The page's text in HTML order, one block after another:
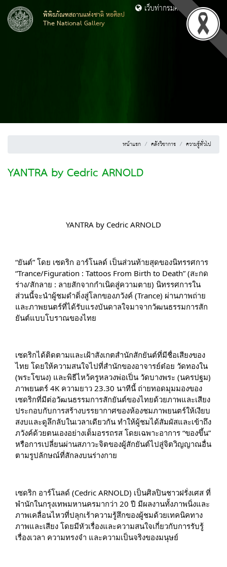
พิพิธภัณฑสถานแห่งชาติ หอศิลป
The National Gallery
เว็บท่ากรมศิลปากร
หน้าแรก คลังวิชาการ ความรู้ทั่วไป
YANTRA by Cedric ARNOLD
YANTRA by Cedric ARNOLD
“ยันต์” โดย เซดริก อาร์โนลด์ เป็นส่วนท้ายสุดของนิทรรศการ
“Trance/Figuration : Tattoos From Birth to Death” (สะกด
ร่าง/สักลาย : ลายสักจากกำเนิดสู่ความตาย) นิทรรศการใน
ส่วนนี้จะนำผู้ชมดำดิ่งสู่โลกของภวังค์ (Trance) ผ่านภาพถ่าย
และภาพยนตร์ที่ได้รับแรงบันดาลใจมาจากวัฒนธรรมการสัก
ยันต์แบบโบราณของไทย
เซดริกได้ติดตามและเฝ้าสังเกตสำนักสักยันต์ที่มีชื่อเสียงของ
ไทย โดยให้ความสนใจไปที่สำนักของอาจารย์ต๋อย วัดทองใน
(พระโขนง) และพิธีไหว้ครูหลวงพ่อเปิ่น วัดบางพระ (นครปฐม)
ภาพยนตร์ 4K ความยาว 23.30 นาทีนี้ ถ่ายทอดมุมมองของ
เซดริกที่มีต่อวัฒนธรรมการสักยันต์ของไทยด้วยภาพและเสียง
ประกอบกับการสร้างบรรยากาศของห้องชมภาพยนตร์ให้เงียบ
สงบและดูลึกลับในเวลาเดียวกัน ทำให้ผู้ชมได้สัมผัสและเข้าถึง
ภวังค์ด้วยตนเองอย่างเต็มอรรถรส โดยเฉพาะอาการ “ของขึ้น”
หรือการเปลี่ยนผ่านสภาวะจิตของผู้สักยันต์ไปสู่จิตวิญญาณอื่น
ตามรูปลักษณ์ที่สักลงบนร่างกาย
เซดริก อาร์โนลด์ (Cedric ARNOLD) เป็นศิลปินชาวฝรั่งเศส ที่
พำนักในกรุงเทพมหานครมากว่า 20 ปี มีผลงานทั้งภาพนิ่งและ
ภาพเคลื่อนไหวที่ปลุกเร้าความรู้สึกของผู้ชมด้วยเทคนิคทาง
ภาพและเสียง โดยมีหัวเรื่องและความสนใจเกี่ยวกับการรับรู้
เรื่องเวลา ความทรงจำ และความเป็นจริงของมนุษย์